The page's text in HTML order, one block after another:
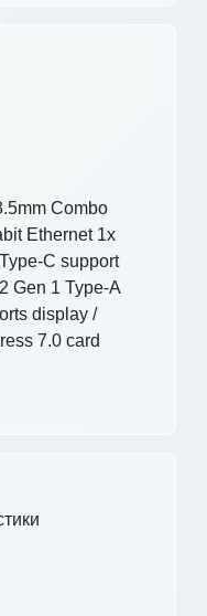
Combo
Ethernet 1x
C support
Gen 1 Type-A
display /
7.0 card